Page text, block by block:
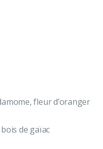
fleur d’oranger
de gaïac